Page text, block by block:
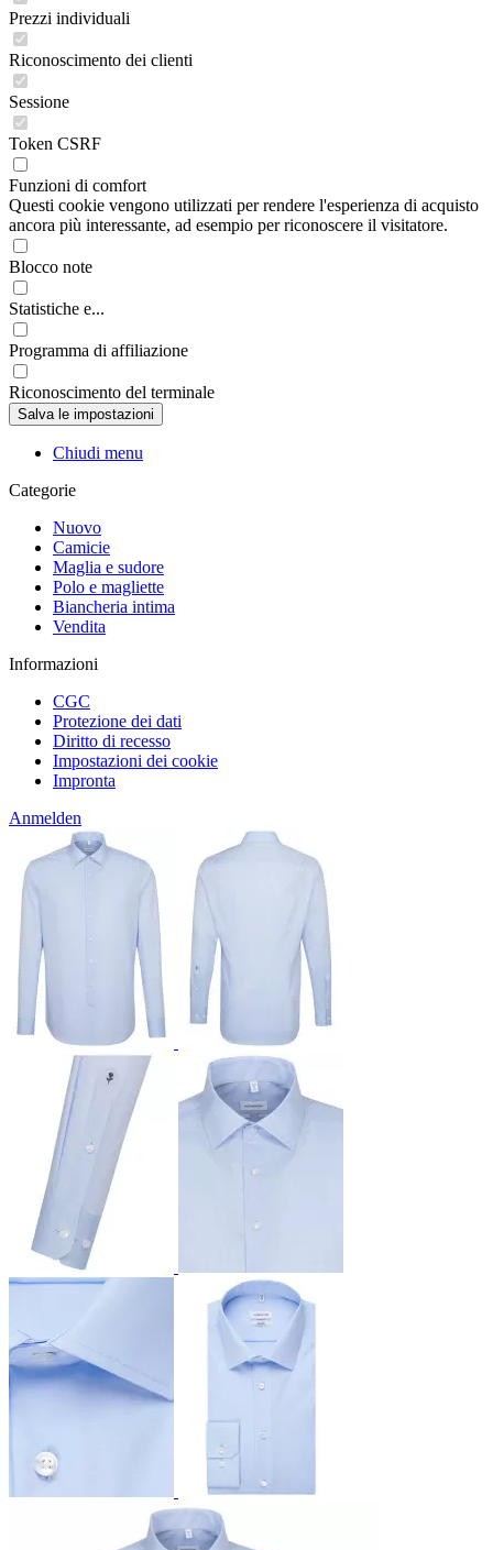
Prezzi individuali
Riconoscimento dei clienti
Sessione
Token CSRF
Funzioni di comfort
Questi cookie vengono utilizzati per rendere l'esperienza di acquisto
ancora più interessante, ad esempio per riconoscere il visitatore.
Blocco note
Statistiche e...
Programma di affiliazione
Riconoscimento del terminale
Chiudi menu
Categorie
Nuovo
Camicie
Maglia e sudore
Polo e magliette
Biancheria intima
Vendita
Informazioni
CGC
Protezione dei dati
Diritto di recesso
Impostazioni dei cookie
Impronta
Anmelden